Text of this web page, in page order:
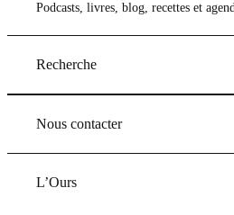
Podcasts, livres, blog, recettes et
Recherche
Nous contacter
L’Ours